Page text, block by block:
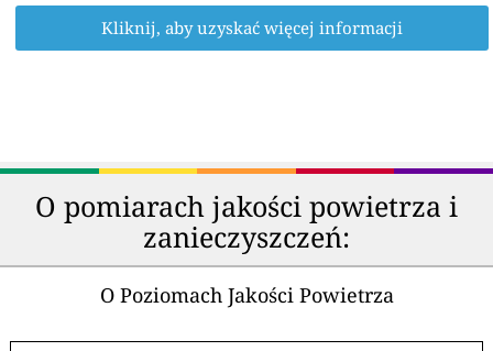
Kliknij, aby uzyskać więcej informacji
O pomiarach jakości powietrza i
zanieczyszczeń:
O Poziomach Jakości Powietrza